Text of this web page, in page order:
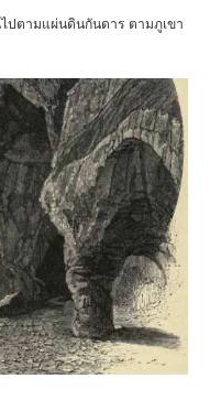
ไปตามแผ่นดินกันดาร ตามภูเขา